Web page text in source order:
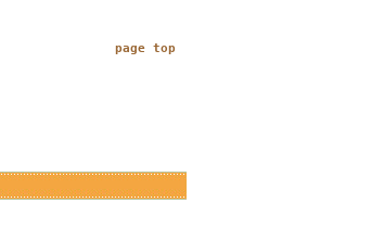
page top